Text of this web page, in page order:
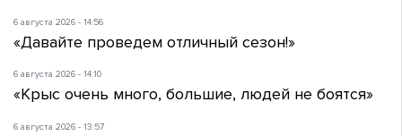
6 августа 2026 - 14:56
«Давайте проведем отличный сезон!»
6 августа 2026 - 14:10
«Крыс очень много, большие, людей не боятся»
6 августа 2026 - 13:57